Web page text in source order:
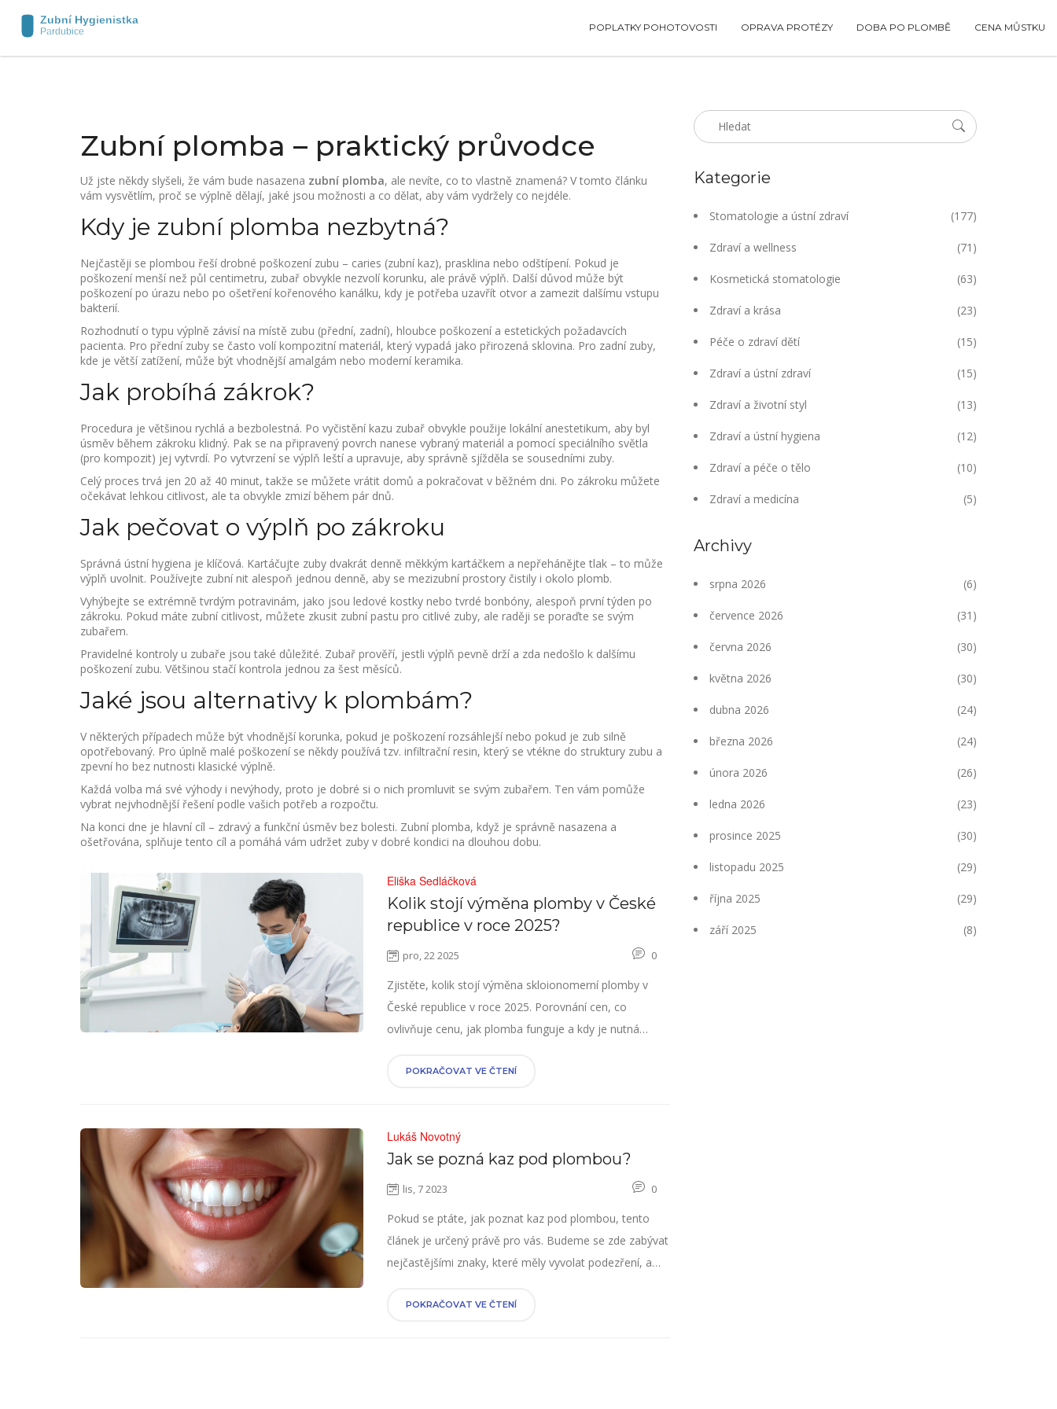
POPLATKY POHOTOVOSTI OPRAVA PROTÉZY DOBA PO PLOMBĚ CENA MŮSTKU
Zubní plomba – praktický průvodce
Už jste někdy slyšeli, že vám bude nasazena zubní plomba, ale nevíte, co to vlastně znamená? V tomto článku
vám vysvětlím, proč se výplně dělají, jaké jsou možnosti a co dělat, aby vám vydržely co nejdéle.
Kdy je zubní plomba nezbytná?
Nejčastěji se plombou řeší drobné poškození zubu – caries (zubní kaz), prasklina nebo odštípení. Pokud je
poškození menší než půl centimetru, zubař obvykle nezvolí korunku, ale právě výplň. Další důvod může být
poškození po úrazu nebo po ošetření kořenového kanálku, kdy je potřeba uzavřít otvor a zamezit dalšímu vstupu
bakterií.
Rozhodnutí o typu výplně závisí na místě zubu (přední, zadní), hloubce poškození a estetických požadavcích
pacienta. Pro přední zuby se často volí kompozitní materiál, který vypadá jako přirozená sklovina. Pro zadní zuby,
kde je větší zatížení, může být vhodnější amalgám nebo moderní keramika.
Jak probíhá zákrok?
Procedura je většinou rychlá a bezbolestná. Po vyčistění kazu zubař obvykle použije lokální anestetikum, aby byl
úsměv během zákroku klidný. Pak se na připravený povrch nanese vybraný materiál a pomocí speciálního světla
(pro kompozit) jej vytvrdí. Po vytvrzení se výplň leští a upravuje, aby správně sjížděla se sousedními zuby.
Celý proces trvá jen 20 až 40 minut, takže se můžete vrátit domů a pokračovat v běžném dni. Po zákroku můžete
očekávat lehkou citlivost, ale ta obvykle zmizí během pár dnů.
Jak pečovat o výplň po zákroku
Správná ústní hygiena je klíčová. Kartáčujte zuby dvakrát denně měkkým kartáčkem a nepřehánějte tlak – to může
výplň uvolnit. Používejte zubní nit alespoň jednou denně, aby se mezizubní prostory čistily i okolo plomb.
Vyhýbejte se extrémně tvrdým potravinám, jako jsou ledové kostky nebo tvrdé bonbóny, alespoň první týden po
zákroku. Pokud máte zubní citlivost, můžete zkusit zubní pastu pro citlivé zuby, ale raději se poraďte se svým
zubařem.
Pravidelné kontroly u zubaře jsou také důležité. Zubař prověří, jestli výplň pevně drží a zda nedošlo k dalšímu
poškození zubu. Většinou stačí kontrola jednou za šest měsíců.
Jaké jsou alternativy k plombám?
V některých případech může být vhodnější korunka, pokud je poškození rozsáhlejší nebo pokud je zub silně
opotřebovaný. Pro úplně malé poškození se někdy používá tzv. infiltrační resin, který se vtékne do struktury zubu a
zpevní ho bez nutnosti klasické výplně.
Každá volba má své výhody i nevýhody, proto je dobré si o nich promluvit se svým zubařem. Ten vám pomůže
vybrat nejvhodnější řešení podle vašich potřeb a rozpočtu.
Na konci dne je hlavní cíl – zdravý a funkční úsměv bez bolesti. Zubní plomba, když je správně nasazena a
ošetřována, splňuje tento cíl a pomáhá vám udržet zuby v dobré kondici na dlouhou dobu.
Eliška Sedláčková
Kolik stojí výměna plomby v České
republice v roce 2025?
pro, 22 2025 0
Zjistěte, kolik stojí výměna skloionomerní plomby v
České republice v roce 2025. Porovnání cen, co
ovlivňuje cenu, jak plomba funguje a kdy je nutná
POKRAČOVAT VE ČTENÍ
Lukáš Novotný
Jak se pozná kaz pod plombou?
lis, 7 2023 0
Pokud se ptáte, jak poznat kaz pod plombou, tento
článek je určený právě pro vás. Budeme se zde zabývat
nejčastějšími znaky, které měly vyvolat podezření, a
že dočasný nepohodlí z návštěvy u zubaře se v žádném
POKRAČOVAT VE ČTENÍ
Kategorie
Stomatologie a ústní zdraví (177)
Zdraví a wellness (71)
Kosmetická stomatologie (63)
Zdraví a krása (23)
Péče o zdraví dětí (15)
Zdraví a ústní zdraví (15)
Zdraví a životní styl (13)
Zdraví a ústní hygiena (12)
Zdraví a péče o tělo (10)
Zdraví a medicína (5)
Archivy
srpna 2026 (6)
července 2026 (31)
června 2026 (30)
května 2026 (30)
dubna 2026 (24)
března 2026 (24)
února 2026 (26)
ledna 2026 (23)
prosince 2025 (30)
listopadu 2025 (29)
října 2025 (29)
září 2025 (8)